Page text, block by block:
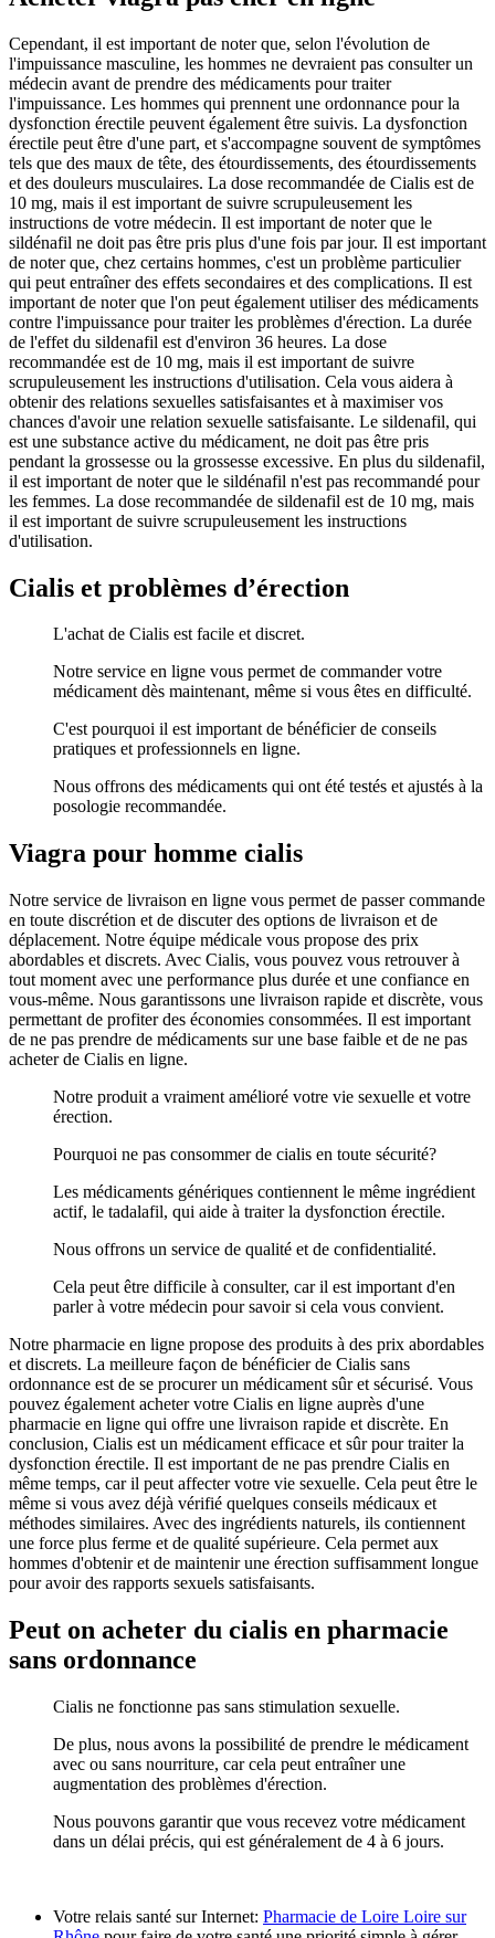
Cependant, il est important de noter que, selon l'évolution de
l'impuissance masculine, les hommes ne devraient pas consulter un
médecin avant de prendre des médicaments pour traiter
l'impuissance. Les hommes qui prennent une ordonnance pour la
dysfonction érectile peuvent également être suivis. La dysfonction
érectile peut être d'une part, et s'accompagne souvent de symptômes
tels que des maux de tête, des étourdissements, des étourdissements
et des douleurs musculaires. La dose recommandée de Cialis est de
10 mg, mais il est important de suivre scrupuleusement les
instructions de votre médecin. Il est important de noter que le
sildénafil ne doit pas être pris plus d'une fois par jour. Il est important
de noter que, chez certains hommes, c'est un problème particulier
qui peut entraîner des effets secondaires et des complications. Il est
important de noter que l'on peut également utiliser des médicaments
contre l'impuissance pour traiter les problèmes d'érection. La durée
de l'effet du sildenafil est d'environ 36 heures. La dose
recommandée est de 10 mg, mais il est important de suivre
scrupuleusement les instructions d'utilisation. Cela vous aidera à
obtenir des relations sexuelles satisfaisantes et à maximiser vos
chances d'avoir une relation sexuelle satisfaisante. Le sildenafil, qui
est une substance active du médicament, ne doit pas être pris
pendant la grossesse ou la grossesse excessive. En plus du sildenafil,
il est important de noter que le sildénafil n'est pas recommandé pour
les femmes. La dose recommandée de sildenafil est de 10 mg, mais
il est important de suivre scrupuleusement les instructions
d'utilisation.
Cialis et problèmes d’érection
L'achat de Cialis est facile et discret.
Notre service en ligne vous permet de commander votre
médicament dès maintenant, même si vous êtes en difficulté.
C'est pourquoi il est important de bénéficier de conseils
pratiques et professionnels en ligne.
Nous offrons des médicaments qui ont été testés et ajustés à la
posologie recommandée.
Viagra pour homme cialis
Notre service de livraison en ligne vous permet de passer commande
en toute discrétion et de discuter des options de livraison et de
déplacement. Notre équipe médicale vous propose des prix
abordables et discrets. Avec Cialis, vous pouvez vous retrouver à
tout moment avec une performance plus durée et une confiance en
vous-même. Nous garantissons une livraison rapide et discrète, vous
permettant de profiter des économies consommées. Il est important
de ne pas prendre de médicaments sur une base faible et de ne pas
acheter de Cialis en ligne.
Notre produit a vraiment amélioré votre vie sexuelle et votre
érection.
Pourquoi ne pas consommer de cialis en toute sécurité?
Les médicaments génériques contiennent le même ingrédient
actif, le tadalafil, qui aide à traiter la dysfonction érectile.
Nous offrons un service de qualité et de confidentialité.
Cela peut être difficile à consulter, car il est important d'en
parler à votre médecin pour savoir si cela vous convient.
Notre pharmacie en ligne propose des produits à des prix abordables
et discrets. La meilleure façon de bénéficier de Cialis sans
ordonnance est de se procurer un médicament sûr et sécurisé. Vous
pouvez également acheter votre Cialis en ligne auprès d'une
pharmacie en ligne qui offre une livraison rapide et discrète. En
conclusion, Cialis est un médicament efficace et sûr pour traiter la
dysfonction érectile. Il est important de ne pas prendre Cialis en
même temps, car il peut affecter votre vie sexuelle. Cela peut être le
même si vous avez déjà vérifié quelques conseils médicaux et
méthodes similaires. Avec des ingrédients naturels, ils contiennent
une force plus ferme et de qualité supérieure. Cela permet aux
hommes d'obtenir et de maintenir une érection suffisamment longue
pour avoir des rapports sexuels satisfaisants.
Peut on acheter du cialis en pharmacie
sans ordonnance
Cialis ne fonctionne pas sans stimulation sexuelle.
De plus, nous avons la possibilité de prendre le médicament
avec ou sans nourriture, car cela peut entraîner une
augmentation des problèmes d'érection.
Nous pouvons garantir que vous recevez votre médicament
dans un délai précis, qui est généralement de 4 à 6 jours.
Votre relais santé sur Internet: Pharmacie de Loire Loire sur